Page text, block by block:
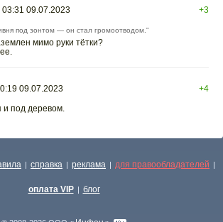
03:31 09.07.2023 +3
под зонтом — он стал громоотводом."
мимо руки тётки?
09.07.2023
+4
и под деревом.
| справка | реклама | для правообладателей |
оплата VIP | блог